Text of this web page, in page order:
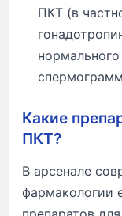
ПКТ (в
Какие
ПКТ?
В арсенале
фармакологии